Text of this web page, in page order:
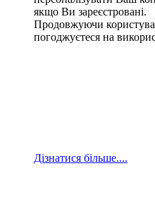
якщо Ви зареєстровані.
Продовжуючи
погоджуєтеся на
Дізнатися більше....